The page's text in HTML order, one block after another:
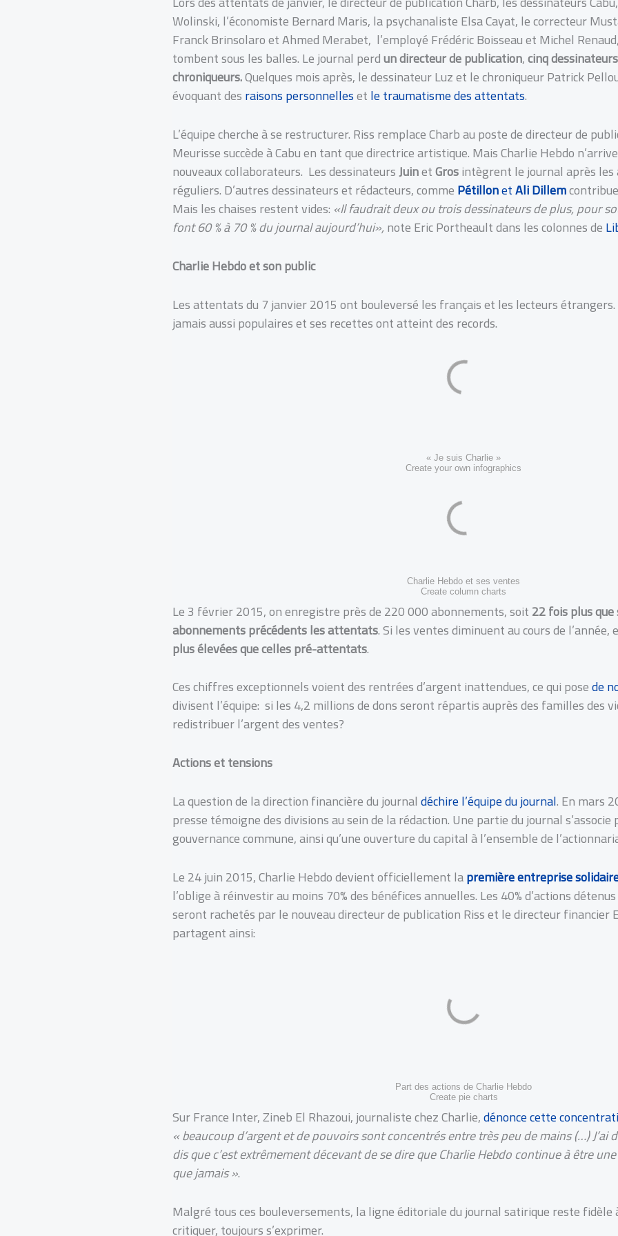
Wolinski, l’économiste Bernard Maris, la psychanaliste Elsa Cayat, le correcteur
Franck Brinsolaro et Ahmed Merabet, l’employé Frédéric Boisseau et Michel
tombent sous les balles. Le journal perdun directeur de publication,cinq
chroniqueurs.Quelques mois après, le dessinateur Luz et le chroniqueur Patrick
évoquant desraisons personnellesetle traumatisme des attentats.
L’équipe cherche à se restructurer. Riss remplace Charb au poste de directeur de
Meurisse succède à Cabu en tant que directrice artistique. Mais Charlie Hebdo
nouveaux collaborateurs. Les dessinateursJuinetGrosintègrent le journal après
réguliers. D’autres dessinateurs et rédacteurs, commePétillonetAli Dillem
Mais les chaises restent vides: «Il faudrait deux ou trois dessinateurs de plus, pour
font 60 % à 70 % du journal aujourd’hui»,note Eric Portheault dans les colonnes de
Charlie Hebdo et son public
Les attentats du 7 janvier 2015 ont bouleversé les français et les lecteurs étrangers.
jamais aussi populaires et ses recettes ont atteint des records.
« Je suis Charlie »
Create your own infographics
Charlie Hebdo et ses ventes
Create column charts
Le 3 février 2015, on enregistre près de 220 000 abonnements, soit22 fois plus que
abonnements précédents les attentats. Si les ventes diminuent au cours de
plus élevées que celles pré-attentats.
Ces chiffres exceptionnels voient des rentrées d’argent inattendues, ce qui posede
divisent l’équipe: si les 4,2 millions de dons seront répartis auprès des familles des
redistribuer l’argent des ventes?
Actions et tensions
La question de la direction financière du journaldéchire l’équipe du journal. En mars
presse témoigne des divisions au sein de la rédaction. Une partie du journal
gouvernance commune, ainsi qu’une ouverture du capital à l’ensemble de
Le 24 juin 2015, Charlie Hebdo devient officiellement lapremière entreprise
l’oblige à réinvestir au moins 70% des bénéfices annuelles. Les 40% d’actions
seront rachetés par le nouveau directeur de publication Riss et le directeur financier
partagent ainsi:
Part des actions de Charlie Hebdo
Create pie charts
Sur France Inter, Zineb El Rhazoui, journaliste chez Charlie,dénonce cette
« beaucoup d’argent et de pouvoirs sont concentrés entre très peu de mains (…) J’ai
dis que c’est extrêmement décevant de se dire que Charlie Hebdo continue à être
que jamais ».
Malgré tous ces bouleversements, la ligne éditoriale du journal satirique reste fidèle
critiquer, toujours s’exprimer.